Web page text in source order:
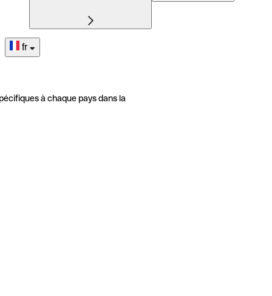
fr
à chaque pays dans la